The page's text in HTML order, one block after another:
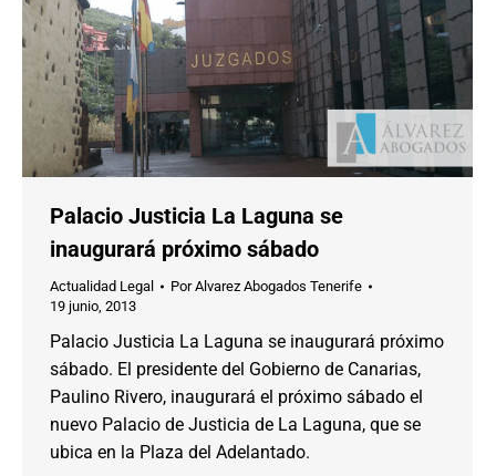
Palacio Justicia La Laguna se
inaugurará próximo sábado
Actualidad Legal PorAlvarez Abogados Tenerife
19 junio, 2013
Palacio Justicia La Laguna se inaugurará próximo
sábado. El presidente del Gobierno de Canarias,
Paulino Rivero, inaugurará el próximo sábado el
nuevo Palacio de Justicia de La Laguna, que se
ubica en la Plaza del Adelantado.